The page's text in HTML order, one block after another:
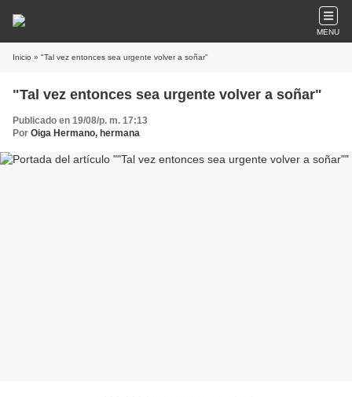
MENU
Inicio » "Tal vez entonces sea urgente volver a soñar"
"Tal vez entonces sea urgente volver a soñar"
Publicado en 19/08/p. m. 17:13
Por Oiga Hermano, hermana